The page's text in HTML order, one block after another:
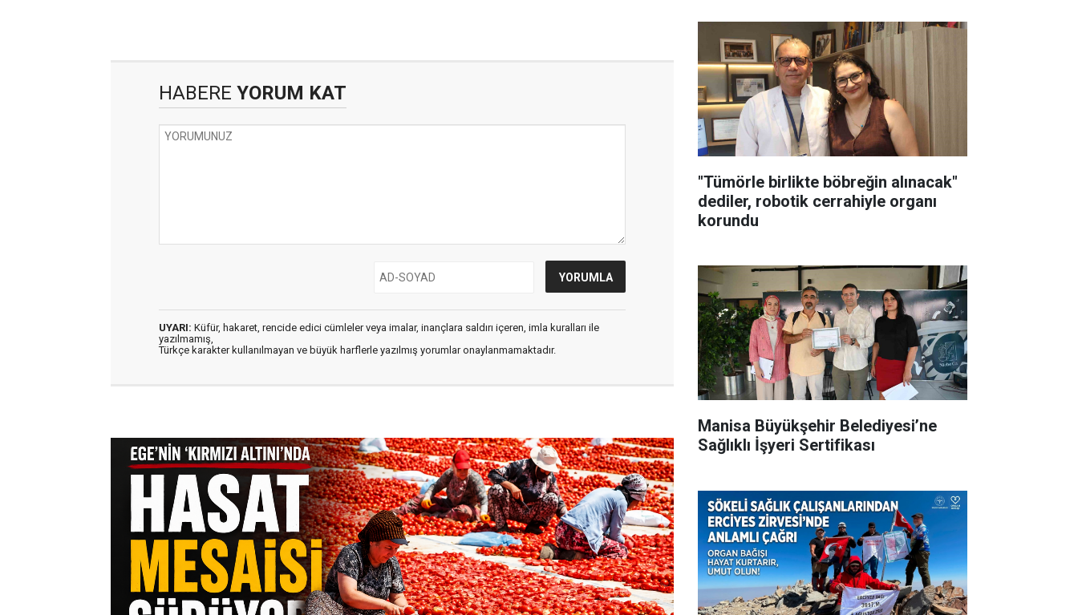
HABERE YORUM KAT
UYARI: Küfür, hakaret, rencide edici cümleler veya imalar, inançlara saldırı içeren, imla kuralları ile
yazılmamış,
Türkçe karakter kullanılmayan ve büyük harflerle yazılmış yorumlar onaylanmamaktadır.
"Tümörle birlikte böbreğin alınacak"
dediler, robotik cerrahiyle organı
korundu
Manisa Büyükşehir Belediyesi’ne
Sağlıklı İşyeri Sertifikası